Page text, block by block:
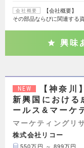
会社概要
【会社概要】
その部品ならびに関連する
興味
NEW
【神奈川
新興国における
ールス&マーケ
マーケティングリ
株式会社リコー
550万円 ～ 899万円